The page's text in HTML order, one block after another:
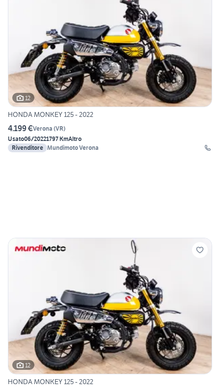
12
HONDA MONKEY 125 - 2022
4.199 €Verona (VR)
Usato06/20221797 KmAltro
Rivenditore Mundimoto Verona
12
HONDA MONKEY 125 - 2022